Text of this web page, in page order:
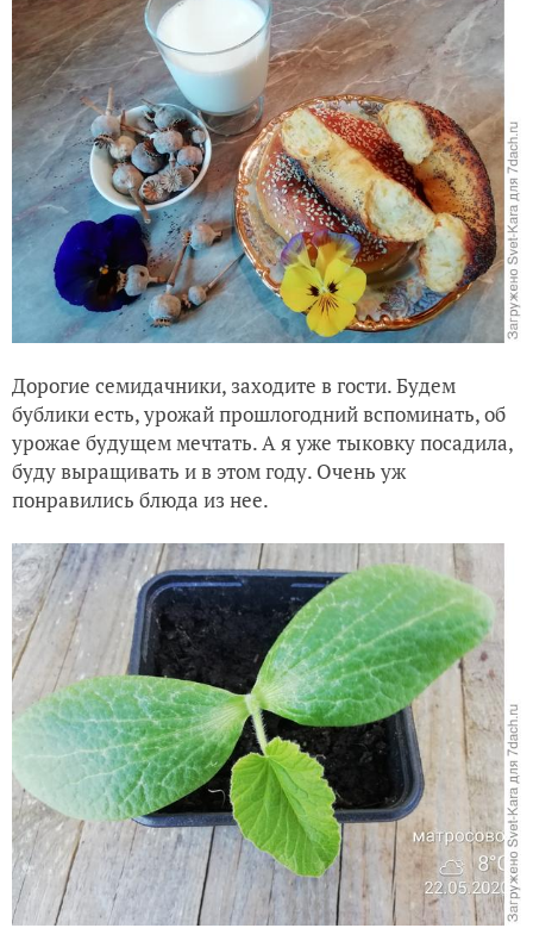
Дорогие семидачники, заходите в гости. Будем
бублики есть, урожай прошлогодний вспоминать, об
урожае будущем мечтать. А я уже тыковку посадила,
буду выращивать и в этом году. Очень уж
понравились блюда из нее.